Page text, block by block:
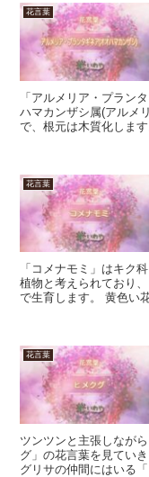
花言葉
「アルメリア・プラン
ハマカンザシ属(アルメ
で、根元は木質化しま
花言葉
「コメナモミ」はキク
植物と考えられており
で生育します。 黄色い
花言葉
ツンツンと主張しなが
グ」の花言葉を見てい
グリサの仲間にはいる